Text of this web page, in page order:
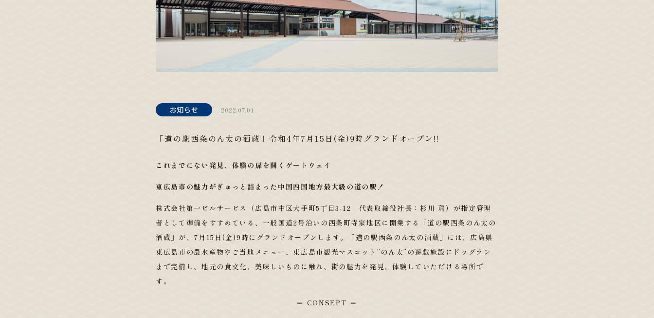
お知らせ 2022.07.01
「道の駅西条のん太の酒蔵」令和4年7月15日(金)9時グランドオープン!!
これまでにない発見、体験の扉を開くゲートウェイ
東広島市の魅力がぎゅっと詰まった中国四国地方最大級の道の駅！
株式会社第一ビルサービス（広島市中区大手町5丁目3-12 代表取締役社長：杉川 聡）が指定管理
者として準備をすすめている、一般国道2号沿いの西条町寺家地区に開業する「道の駅西条のん太の
酒蔵」が、7月15日(金)9時にグランドオープンします。「道の駅西条のん太の酒蔵」には、広島県
東広島市の農水産物やご当地メニュー、東広島市観光マスコット“のん太”の遊戯施設にドッグラン
まで完備し、地元の食文化、美味しいものに触れ、街の魅力を発見、体験していただける場所で
す。
＝ CONSEPT ＝